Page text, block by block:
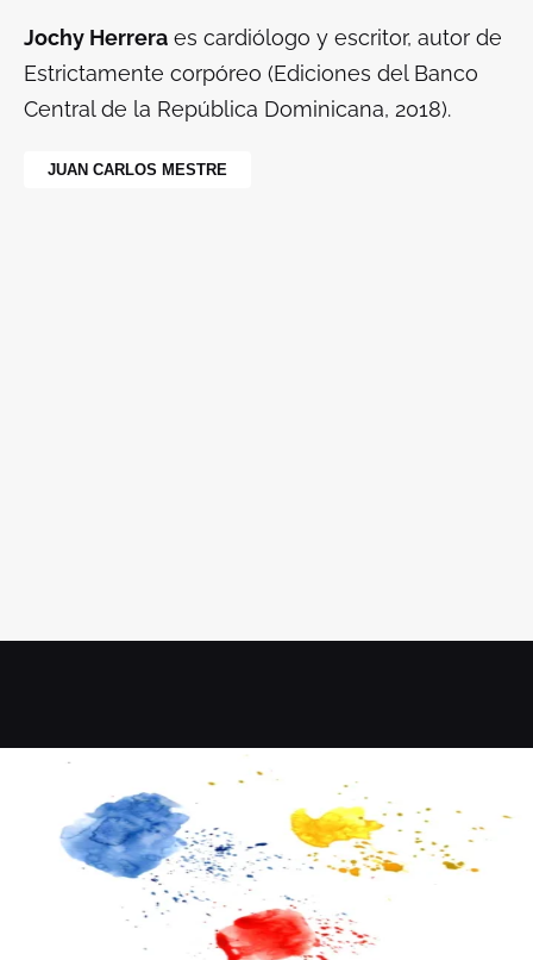
Jochy Herrera es cardiólogo y escritor, autor de
Estrictamente corpóreo (Ediciones del Banco
Central de la República Dominicana, 2018).
JUAN CARLOS MESTRE